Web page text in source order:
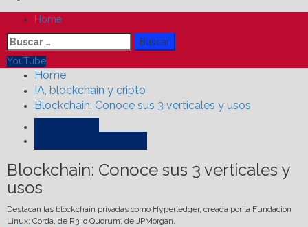
Primary
Menu
Home
Buscar:
YouTube
Home
IA, blockchain y cripto
Blockchain: Conoce sus 3 verticales y usos
Blockchain: Conoce sus 3 verticales y
usos
Destacan las blockchain privadas como Hyperledger, creada por la Fundación
Linux; Corda, de R3; o Quorum, de JPMorgan.